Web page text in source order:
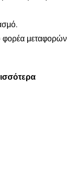
φορέα μεταφορών